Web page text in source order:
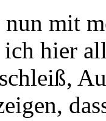
mit
hier